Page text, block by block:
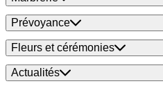
Prévoyance
Fleurs et cérémonies
Actualités